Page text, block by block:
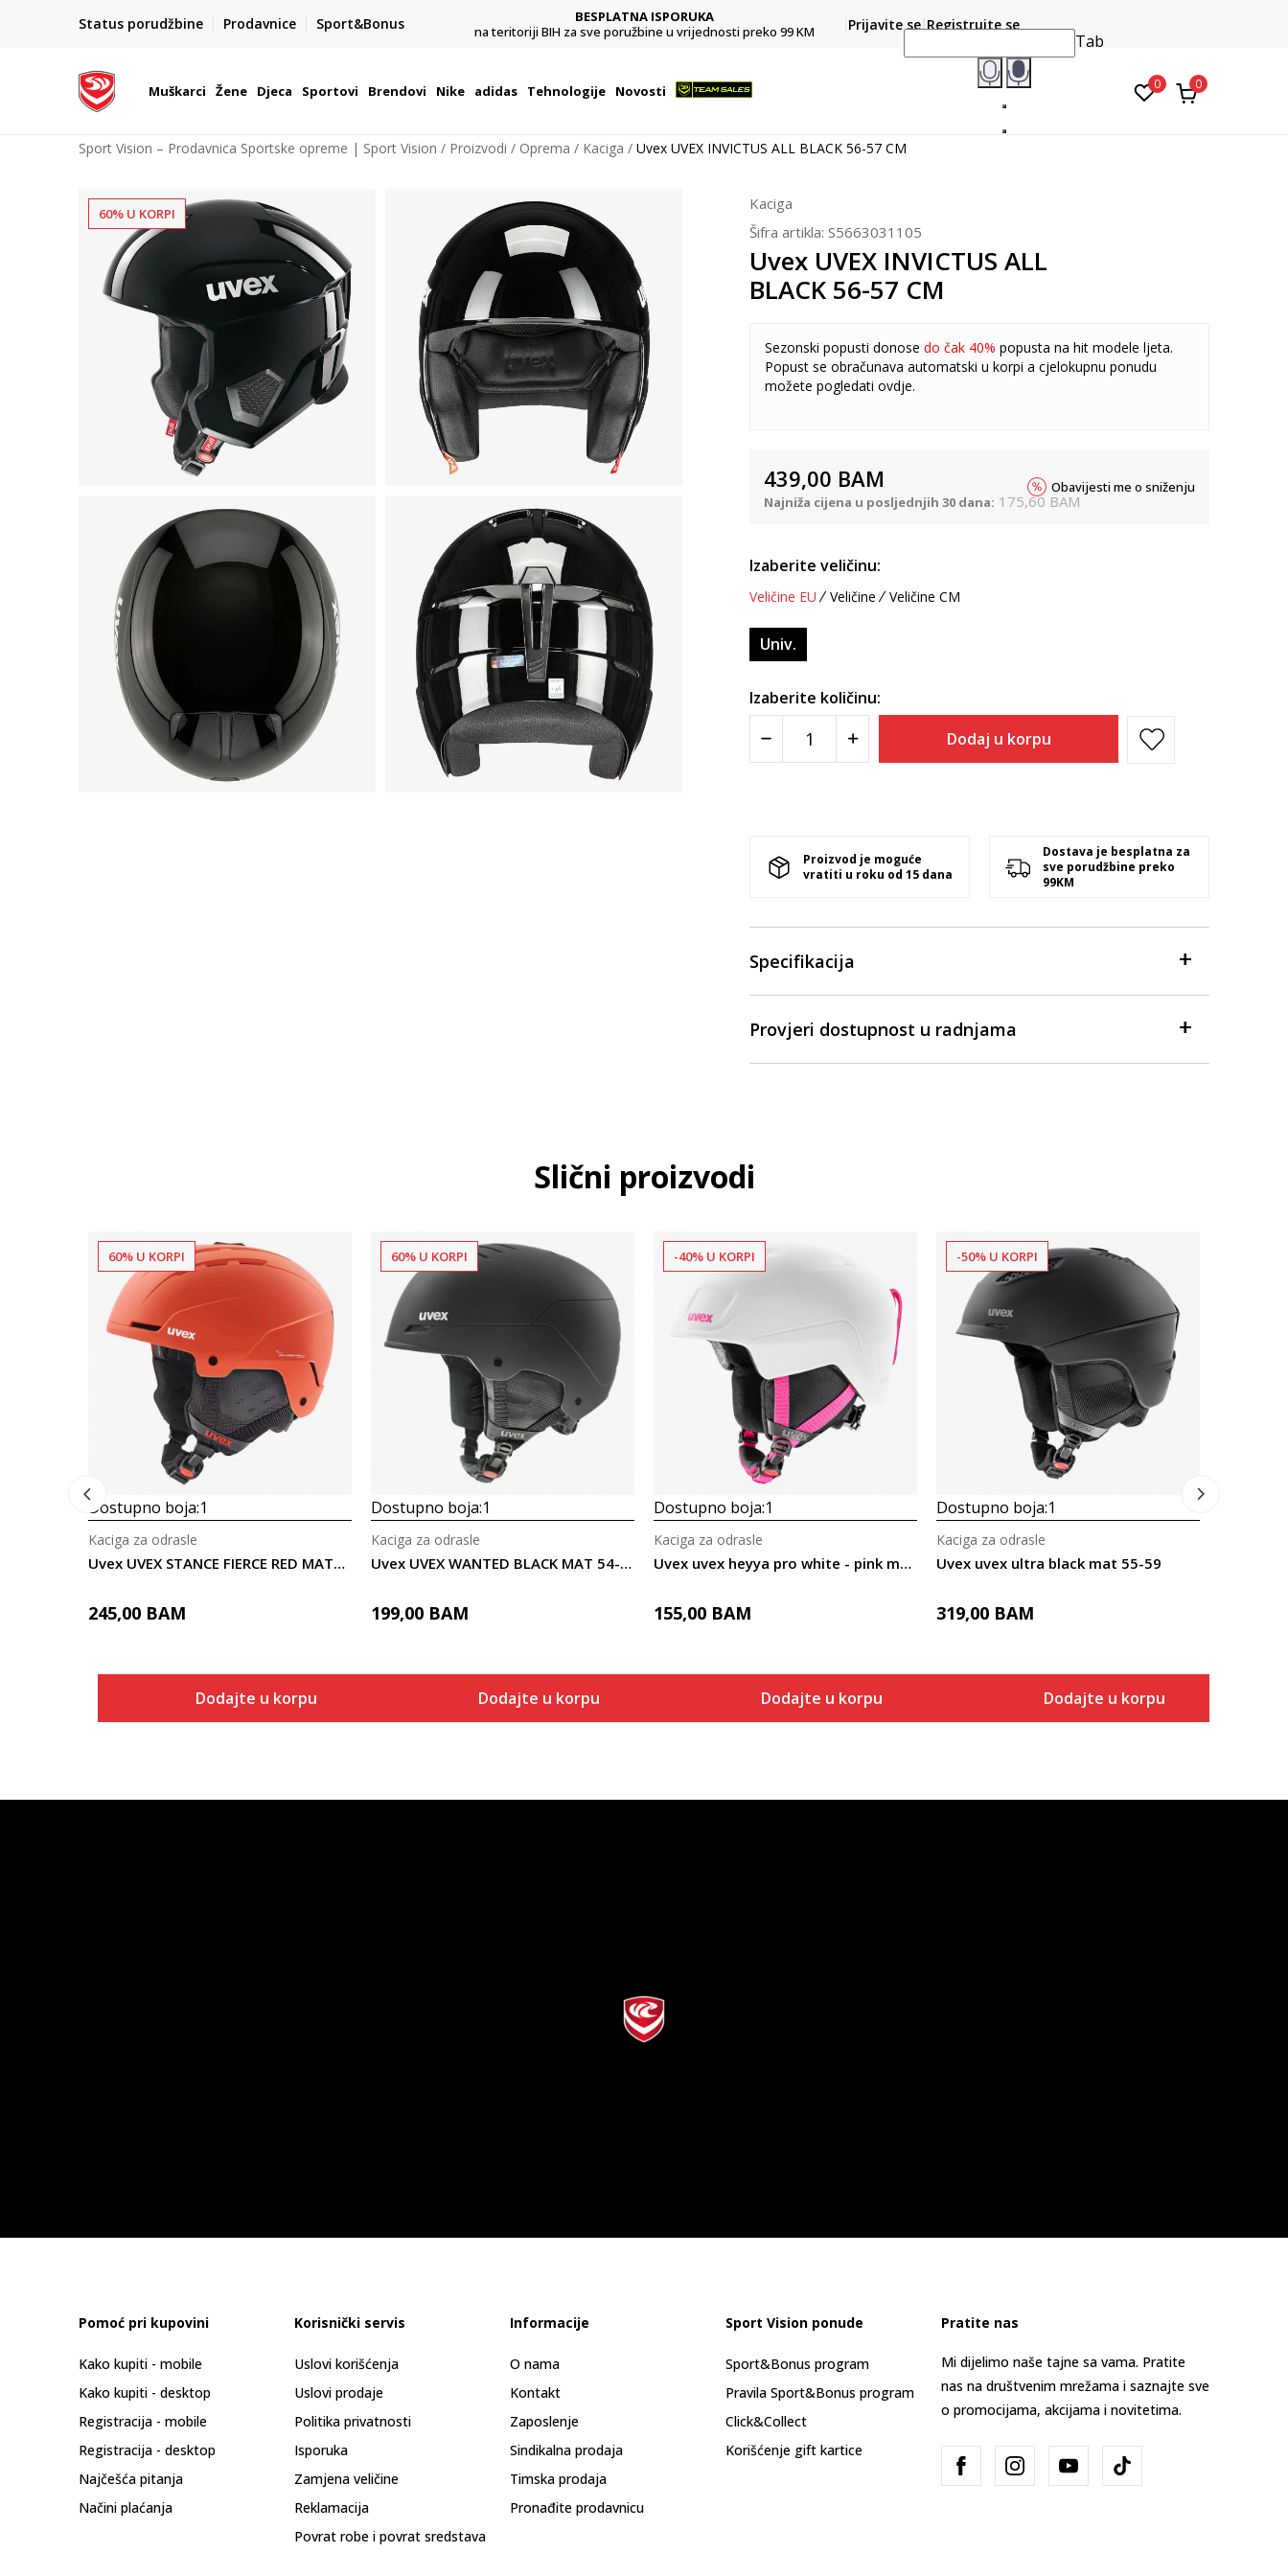
Status porudžbine Prodavnice Sport&Bonus
POZOVITE NAS NA : 055/490-400
Pon-Pet od 9h - 16h
BESPLATNA ISPORUKA
na teritoriji BIH za sve poružbine u vrijednosti preko 99 KM
Platite karticom online i preuzmite u prodavnici po vašem
Prijavite se Registrujte se
Muškarci Žene Djeca Sportovi Brendovi Nike adidas Tehnologije Novosti
Tab
0 0
Sport Vision – Prodavnica Sportske opreme | Sport Vision Proizvodi Oprema Kaciga Uvex UVEX INVICTUS ALL BLACK 56-57 CM
60% U KORPI
Kaciga
Šifra artikla: S5663031105
Uvex UVEX INVICTUS ALL
BLACK 56-57 CM
Sezonski popusti donose do čak 40% popusta na hit modele ljeta.
Popust se obračunava automatski u korpi a cjelokupnu ponudu
možete pogledati ovdje.
439,00 BAM
Najniža cijena u posljednjih 30 dana: 175,60 BAM
Obavijesti me o sniženju
Izaberite veličinu:
Veličine EU Veličine Veličine CM
Univ.
Izaberite količinu:
Dodaj u korpu
Proizvod je moguće
vratiti u roku od 15 dana
Dostava je besplatna za
sve porudžbine preko
99KM
Specifikacija
Provjeri dostupnost u radnjama
Slični proizvodi
60% U KORPI
Dostupno boja:1
Uvex UVEX STANCE FIERCE RED MATT 54-58
Kaciga za odrasle
245,00 BAM
Dodajte u korpu
60% U KORPI
Dostupno boja:1
Uvex UVEX WANTED BLACK MAT 54-58
Kaciga za odrasle
199,00 BAM
Dodajte u korpu
-40% U KORPI
Dostupno boja:1
Uvex uvex heyya pro white - pink mat 54-58
Kaciga za odrasle
155,00 BAM
Dodajte u korpu
-50% U KORPI
Dostupno boja:1
Uvex uvex ultra black mat 55-59
Kaciga za odrasle
319,00 BAM
Dodajte u korpu
Pomoć pri kupovini
Kako kupiti - mobile
Kako kupiti - desktop
Registracija - mobile
Registracija - desktop
Najčešća pitanja
Načini plaćanja
Korisnički servis
Uslovi korišćenja
Uslovi prodaje
Politika privatnosti
Isporuka
Zamjena veličine
Reklamacija
Povrat robe i povrat sredstava
Informacije
O nama
Kontakt
Zaposlenje
Sindikalna prodaja
Timska prodaja
Pronađite prodavnicu
Sport Vision ponude
Sport&Bonus program
Pravila Sport&Bonus program
Click&Collect
Korišćenje gift kartice
Pratite nas
Mi dijelimo naše tajne sa vama. Pratite
nas na društvenim mrežama i saznajte sve
o promocijama, akcijama i novitetima.